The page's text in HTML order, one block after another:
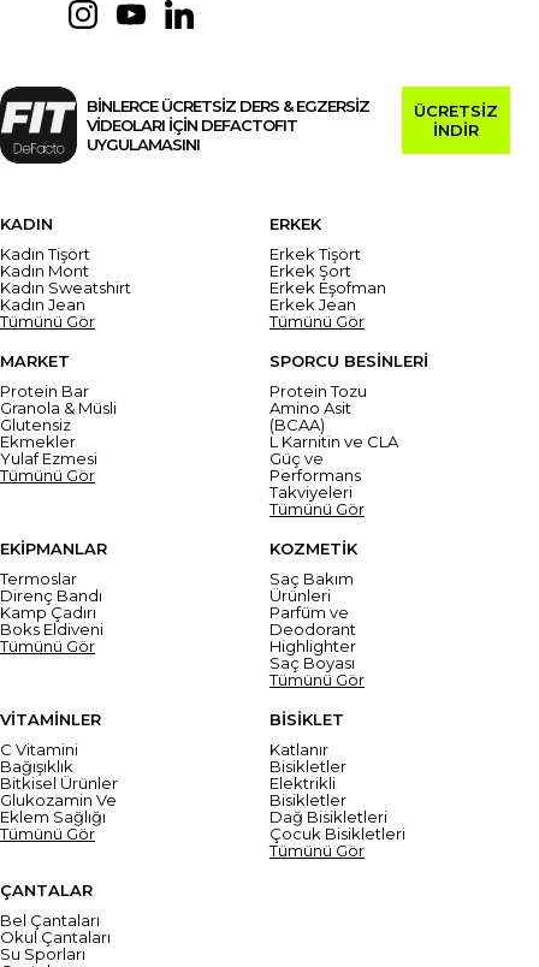
BİNLERCE ÜCRETSİZ DERS & EGZERSİZ
VİDEOLARI İÇİN DEFACTOFIT
UYGULAMASINI
ÜCRETSİZ
İNDİR
KADIN
Kadın Tişört
Kadın Mont
Kadın Sweatshirt
Kadın Jean
Tümünü Gör
ERKEK
Erkek Tişört
Erkek Şort
Erkek Eşofman
Erkek Jean
Tümünü Gör
MARKET
Protein Bar
Granola & Müsli
Glutensiz
Ekmekler
Yulaf Ezmesi
Tümünü Gör
SPORCU BESİNLERİ
Protein Tozu
Amino Asit
(BCAA)
L Karnitin ve CLA
Güç ve
Performans
Takviyeleri
Tümünü Gör
EKİPMANLAR
Termoslar
Direnç Bandı
Kamp Çadırı
Boks Eldiveni
Tümünü Gör
KOZMETİK
Saç Bakım
Ürünleri
Parfüm ve
Deodorant
Highlighter
Saç Boyası
Tümünü Gör
VİTAMİNLER
C Vitamini
Bağışıklık
Bitkisel Ürünler
Glukozamin Ve
Eklem Sağlığı
Tümünü Gör
BİSİKLET
Katlanır
Bisikletler
Elektrikli
Bisikletler
Dağ Bisikletleri
Çocuk Bisikletleri
Tümünü Gör
ÇANTALAR
Bel Çantaları
Okul Çantaları
Su Sporları